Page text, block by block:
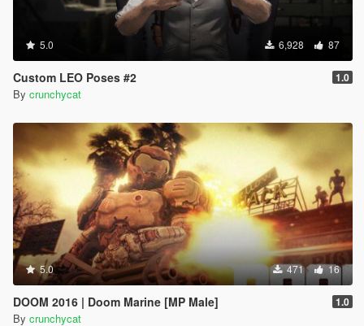
5.0 6,928 87
Custom LEO Poses #2 1.0
By crunchycat
5.0 471 16
DOOM 2016 | Doom Marine [MP Male] 1.0
By crunchycat